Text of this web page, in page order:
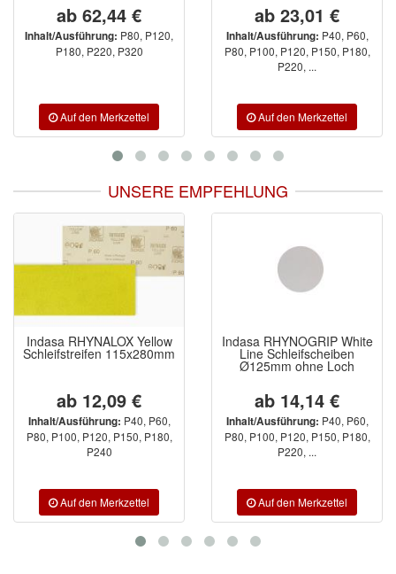
ab 62,44 €
Inhalt/Ausführung: P80, P120,
P180, P220, P320
ab 23,01 €
Inhalt/Ausführung: P40, P60,
P80, P100, P120, P150, P180,
P220, ...
UNSERE EMPFEHLUNG
Indasa RHYNOGRIP White
Line Schleifscheiben
ab 14,14 €
Inhalt/Ausführung:P40, P60,
P80, P100, P120, P150, P180,
Indasa RHYNOGRIP
Line Ultravent
Schleifscheiben
33,97 €
Inhalt/Ausführung:
P1000, P1200,